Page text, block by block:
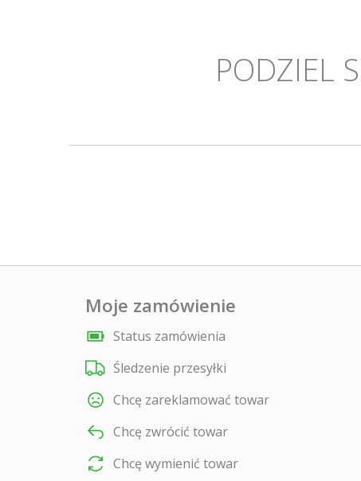
PODZIEL
Moje zamówienie
Status zamówienia
Śledzenie przesyłki
Chcę zareklamować towar
Chcę zwrócić towar
Chcę wymienić towar